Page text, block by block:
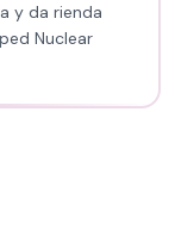
y da rienda
Nuclear